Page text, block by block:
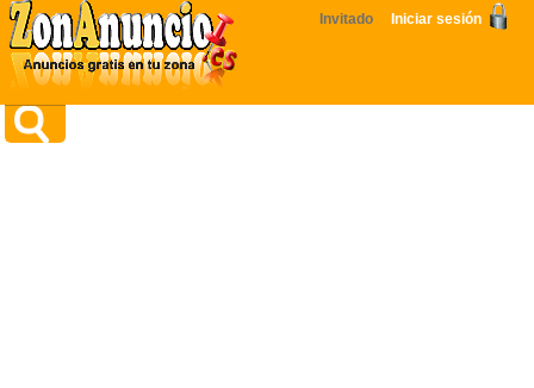
Invitado Iniciar sesión